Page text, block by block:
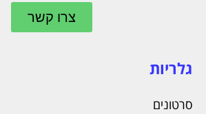
צרו קשר
גלריות
סרטונים